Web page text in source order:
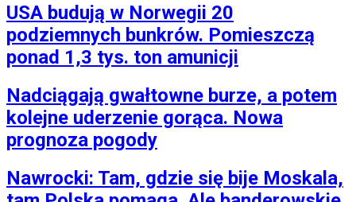
USA budują w Norwegii 20
podziemnych bunkrów. Pomieszczą
ponad 1,3 tys. ton amunicji
Nadciągają gwałtowne burze, a potem
kolejne uderzenie gorąca. Nowa
prognoza pogody
Nawrocki: Tam, gdzie się bije Moskala,